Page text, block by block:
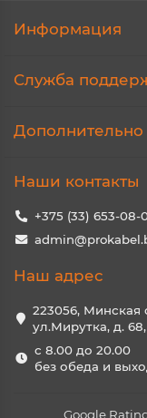
Информация
Служба
Дополнительно
Наши контакты
+375 (33) 653-08-
Наш адрес
223056, Минская
ул.Мирутка, д.
с 8.00 до 20.00
без обеда и
Google